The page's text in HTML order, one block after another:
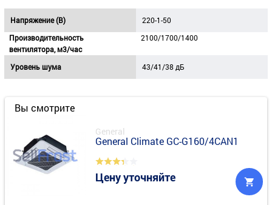
Напряжение (В)
220-1-50
Производительность
вентилятора, м3/час
2100/1700/1400
Уровень шума 43/41/38 дБ
Вы смотрите
General
General Climate GC-G160/4CAN1
Цену уточняйте